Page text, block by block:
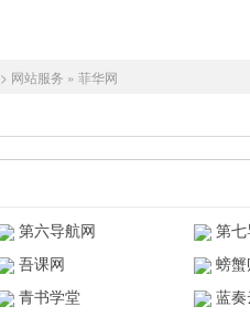
> 网站服务 » 菲华网
第六导航网
第
吾课网
螃
青书学堂
蓝奏